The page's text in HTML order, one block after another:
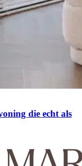
die echt als